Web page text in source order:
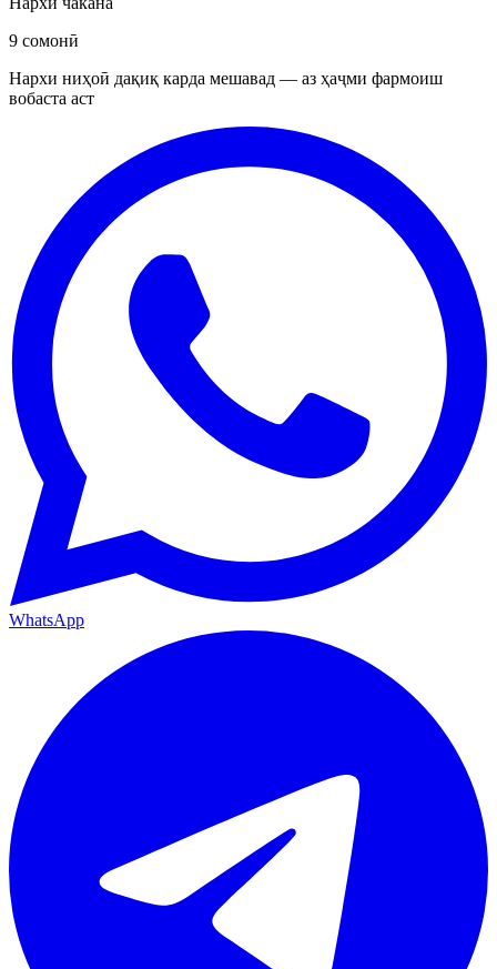
9 сомонӣ
Нархи ниҳоӣ дақиқ карда мешавад — аз ҳаҷми фармоиш
вобаста аст
WhatsApp